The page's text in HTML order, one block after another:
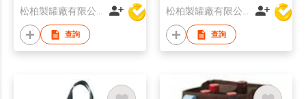
松柏製罐廠有限公司
查詢
松柏製罐廠有限公司
查詢